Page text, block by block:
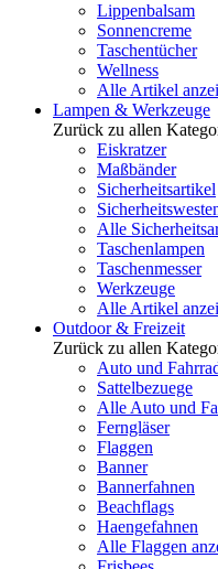
Lippenbalsam
Sonnencreme
Taschentücher
Wellness
Alle Artikel
Lampen & Werkzeuge
Zurück zu allen
Eiskratzer
Maßbänder
Sicherheitsartikel
Alle
Taschenlampen
Taschenmesser
Werkzeuge
Alle Artikel
Outdoor & Freizeit
Zurück zu allen
Auto und
Sattelbezuege
Alle Auto und
Ferngläser
Flaggen
Banner
Bannerfahnen
Beachflags
Haengefahnen
Alle Flaggen